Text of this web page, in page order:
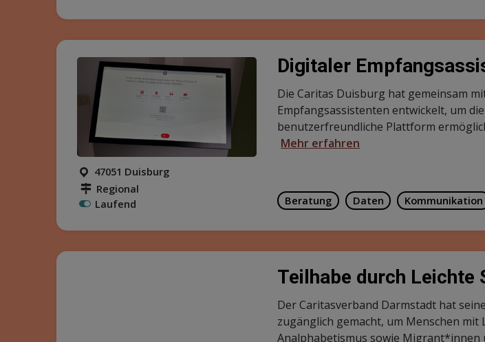
47051 Duisburg
Regional
Laufend
Digitaler
Die Caritas Duisburg hat gemeinsam
Empfangsassistenten entwickelt, um
benutzerfreundliche Plattform
Mehr erfahren
Beratung Daten Kommunikation
Teilhabe durch Leichte
Der Caritasverband Darmstadt hat
zugänglich gemacht, um Menschen
Analphabetismus sowie Migrant*innen